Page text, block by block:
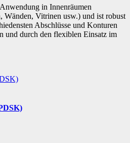
in Innenräumen
Wänden, Vitrinen usw.) und ist robust
Abschlüsse und Konturen
und durch den flexiblen Einsatz im